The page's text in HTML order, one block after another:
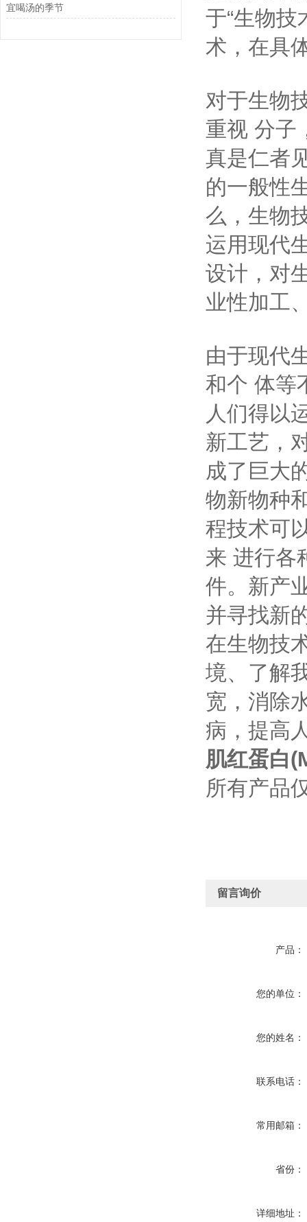
宜喝汤的季节
于“生物
术，在具
对于生物
重视 分子
真是仁者
的一般性
么，生物
运用现代
设计，对
业性加工
由于现代
和个 体等
人们得以
新工艺，
成了巨大
物新物种
程技术可
来 进行各
件。新产
并寻找新
在生物技
境、了解
宽，消除
病，提高
肌红蛋白
所有产品
留言询价
产品：
您的单位：
您的姓名：
联系电话：
常用邮箱：
省份：
详细地址：